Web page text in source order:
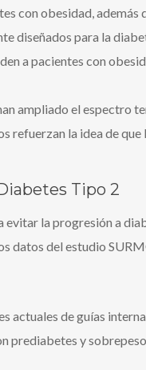
con obesidad,
diseñados para la
a pacientes con
ampliado el espectro
refuerzan la idea de
Tipo 2
evitar la progresión a
datos del estudio
actuales de guías
prediabetes y